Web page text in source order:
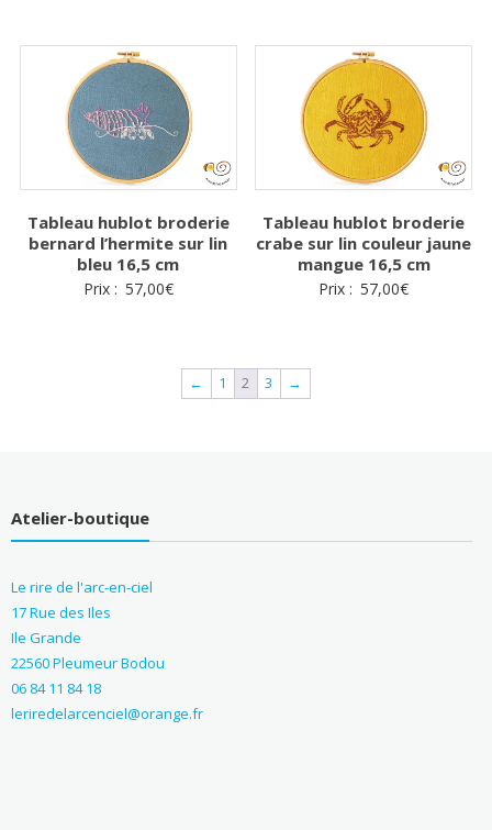
Tableau hublot broderie
bernard l’hermite sur lin
bleu 16,5 cm
Prix : 57,00€
Tableau hublot broderie
crabe sur lin couleur jaune
mangue 16,5 cm
Prix : 57,00€
← 1 2 3 →
Atelier-boutique
Le rire de l'arc-en-ciel
17 Rue des Iles
Ile Grande
22560 Pleumeur Bodou
06 84 11 84 18
leriredelarcenciel@orange.fr